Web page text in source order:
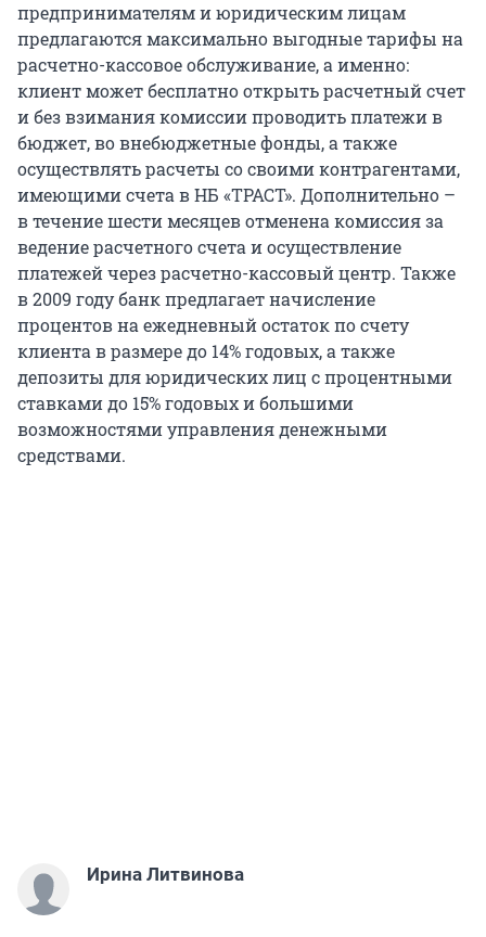
предпринимателям и юридическим лицам
предлагаются максимально выгодные тарифы на
расчетно-кассовое обслуживание, а именно:
клиент может бесплатно открыть расчетный счет
и без взимания комиссии проводить платежи в
бюджет, во внебюджетные фонды, а также
осуществлять расчеты со своими контрагентами,
имеющими счета в НБ «ТРАСТ». Дополнительно –
в течение шести месяцев отменена комиссия за
ведение расчетного счета и осуществление
платежей через расчетно-кассовый центр. Также
в 2009 году банк предлагает начисление
процентов на ежедневный остаток по счету
клиента в размере до 14% годовых, а также
депозиты для юридических лиц с процентными
ставками до 15% годовых и большими
возможностями управления денежными
средствами.
Ирина Литвинова